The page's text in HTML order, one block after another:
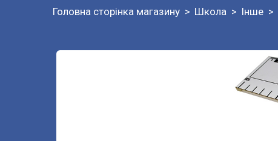
Головна сторінка магазину Школа Інше